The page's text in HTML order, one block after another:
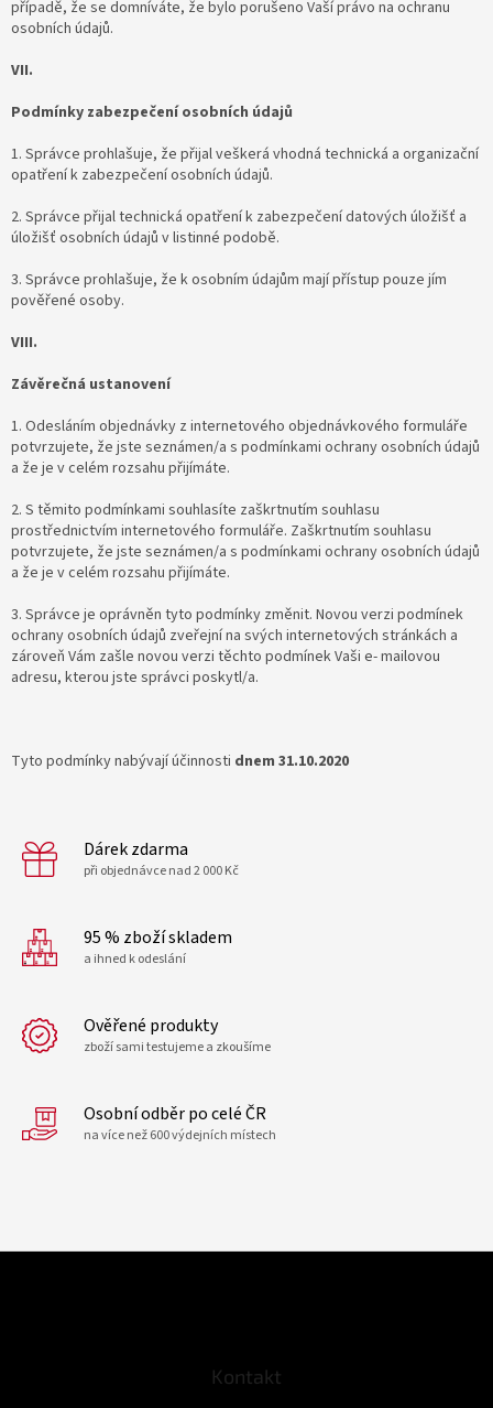
případě, že se domníváte, že bylo porušeno Vaší právo na ochranu
osobních údajů.
VII.
Podmínky zabezpečení osobních údajů
1. Správce prohlašuje, že přijal veškerá vhodná technická a organizační
opatření k zabezpečení osobních údajů.
2. Správce přijal technická opatření k zabezpečení datových úložišť a
úložišť osobních údajů v listinné podobě.
3. Správce prohlašuje, že k osobním údajům mají přístup pouze jím
pověřené osoby.
VIII.
Závěrečná ustanovení
1. Odesláním objednávky z internetového objednávkového formuláře
potvrzujete, že jste seznámen/a s podmínkami ochrany osobních údajů
a že je v celém rozsahu přijímáte.
2. S těmito podmínkami souhlasíte zaškrtnutím souhlasu
prostřednictvím internetového formuláře. Zaškrtnutím souhlasu
potvrzujete, že jste seznámen/a s podmínkami ochrany osobních údajů
a že je v celém rozsahu přijímáte.
3. Správce je oprávněn tyto podmínky změnit. Novou verzi podmínek
ochrany osobních údajů zveřejní na svých internetových stránkách a
zároveň Vám zašle novou verzi těchto podmínek Vaši e- mailovou
adresu, kterou jste správci poskytl/a.
Tyto podmínky nabývají účinnosti dnem 31.10.2020
Dárek zdarma
při objednávce nad 2 000 Kč
95 % zboží skladem
a ihned k odeslání
Ověřené produkty
zboží sami testujeme a zkoušíme
Osobní odběr po celé ČR
na více než 600 výdejních místech
Kontakt